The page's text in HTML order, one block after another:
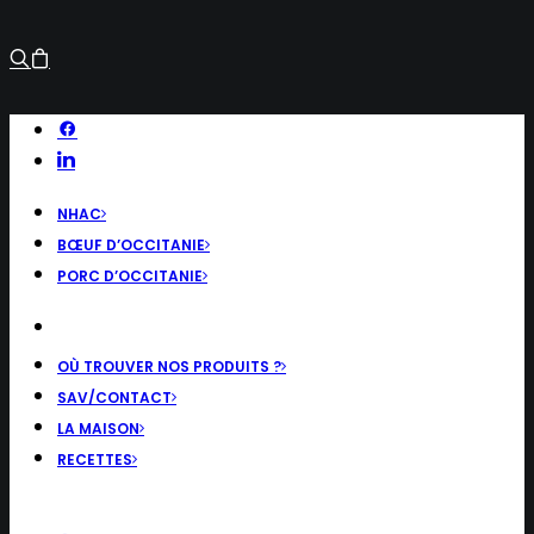
NHAC
BŒUF D’OCCITANIE
PORC D’OCCITANIE
OÙ TROUVER NOS PRODUITS ?
SAV/CONTACT
LA MAISON
RECETTES